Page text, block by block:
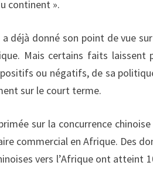
continent ».
déjà donné son point de vue
Mais certains faits
ou négatifs, de sa
sur le court terme.
sur la concurrence
commercial en Afrique. Des
vers l’Afrique ont atteint